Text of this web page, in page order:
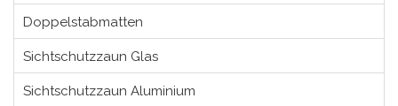
Doppelstabmatten
Sichtschutzzaun Glas
Sichtschutzzaun Aluminium